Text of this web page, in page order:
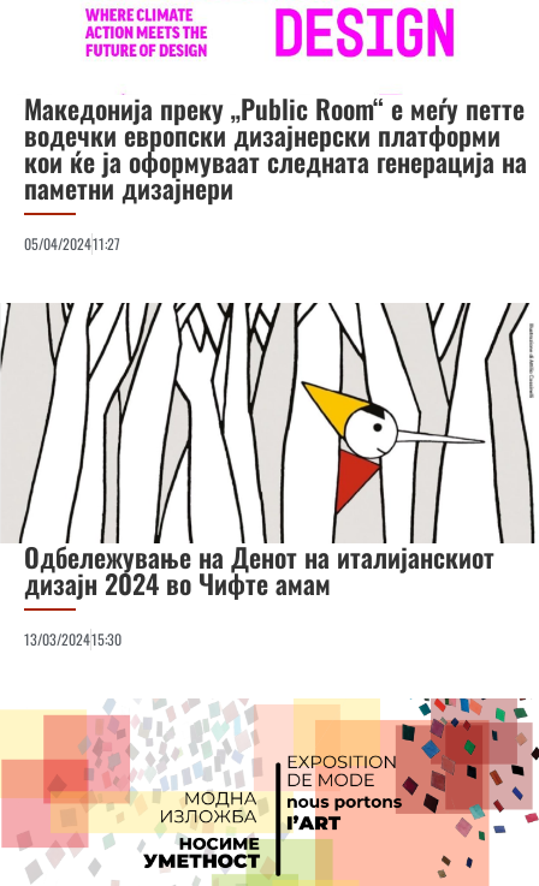
Македонија преку „Public Room“ е меѓу петте
водечки европски дизајнерски платформи
кои ќе ја оформуваат следната генерација на
паметни дизајнери
05/04/202411:27
Одбележување на Денот на италијанскиот
дизајн 2024 во Чифте амам
13/03/202415:30